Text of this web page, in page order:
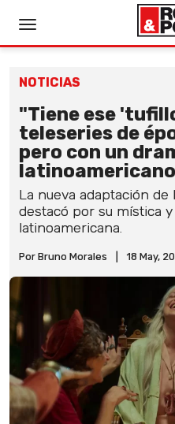
NOTICIAS
"Tiene ese
teleseries de
pero con un
La nueva adaptación
destacó por su mística
latinoamericana.
Por Bruno Morales 18 May,